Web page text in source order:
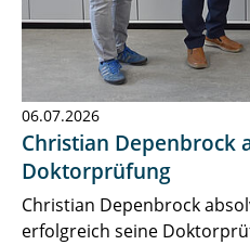
06.07.2026
Christian Depenbrock
Doktorprüfung
Christian Depenbrock
erfolgreich seine